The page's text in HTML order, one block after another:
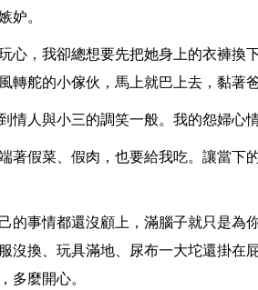
妒。
心，我卻總想要先把她身上的衣褲換
舵的小傢伙，馬上就巴上去，黏著
人與小三的調笑一般。我的怨婦心情
假菜、假肉，也要給我吃。讓當下
的事情都還沒顧上，滿腦子就只是為
沒換、玩具滿地、尿布一大坨還掛在
多麼開心。